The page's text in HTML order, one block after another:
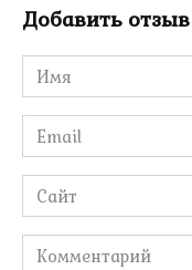
Добавить
Имя
*
Email
*
Сайт
Комментарий